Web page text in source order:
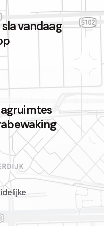
vandaag